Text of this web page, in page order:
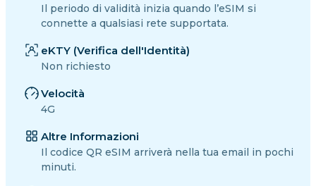
Il periodo di validità inizia quando l’eSIM si
connette a qualsiasi rete supportata.
eKTY (Verifica dell'Identità)
Non richiesto
Velocità
4G
Altre Informazioni
Il codice QR eSIM arriverà nella tua email in pochi
minuti.